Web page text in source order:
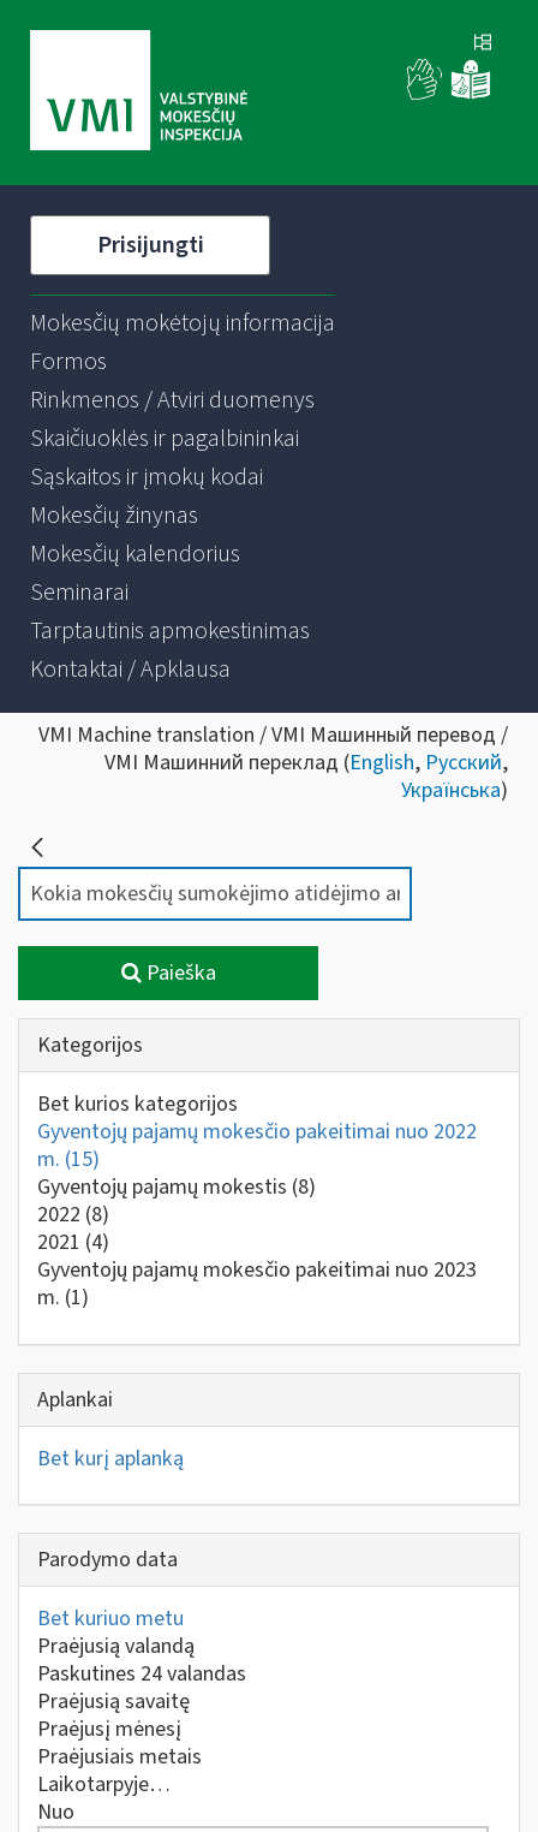
Prisijungti
Mokesčių mokėtojų informacija
Formos
Rinkmenos / Atviri duomenys
Skaičiuoklės ir pagalbininkai
Sąskaitos ir įmokų kodai
Mokesčių žinynas
Mokesčių kalendorius
Seminarai
Tarptautinis apmokestinimas
Kontaktai / Apklausa
VMI Machine translation / VMI Машинный перевод /
VMI Машинний переклад (English, Русский,
Українська)
Paieška
Kategorijos
Bet kurios kategorijos
Gyventojų pajamų mokesčio pakeitimai nuo 2022
m. (15)
Gyventojų pajamų mokestis (8)
2022 (8)
2021 (4)
Gyventojų pajamų mokesčio pakeitimai nuo 2023
m. (1)
Aplankai
Bet kurį aplanką
Parodymo data
Bet kuriuo metu
Praėjusią valandą
Paskutines 24 valandas
Praėjusią savaitę
Praėjusį mėnesį
Praėjusiais metais
Laikotarpyje…
Nuo